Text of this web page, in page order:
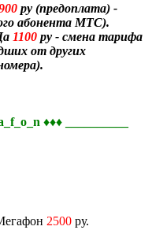
ру (предоплата) -
абонента МТС).
1100 ру - смена тарифа
от других
♦♦♦ __________
2500 ру.